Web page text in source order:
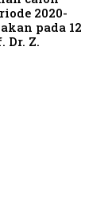
2020-
pada 12
Dr. Z.